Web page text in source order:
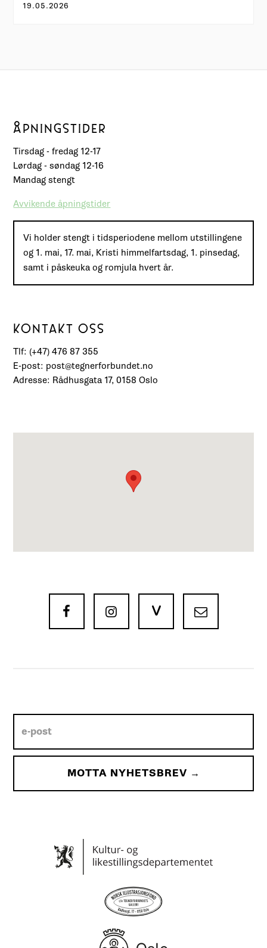
19.05.2026
ÅPNINGSTIDER
Tirsdag - fredag 12-17
Lørdag - søndag 12-16
Mandag stengt
Avvikende åpningstider
Vi holder stengt i tidsperiodene mellom utstillingene
og 1. mai, 17. mai, Kristi himmelfartsdag, 1. pinsedag,
samt i påskeuka og romjula hvert år.
KONTAKT OSS
Tlf: (+47) 476 87 355
E-post: post@tegnerforbundet.no
Adresse: Rådhusgata 17, 0158 Oslo
  V 